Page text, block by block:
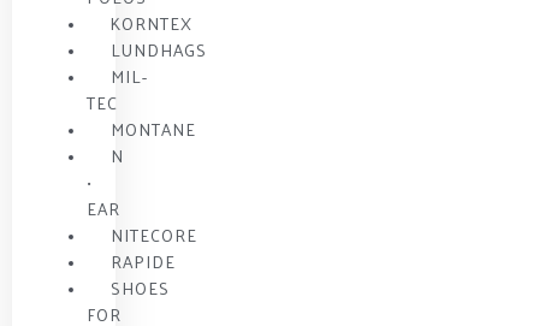
KORNTEX
LUNDHAGS
MIL-
TEC
MONTANE
N
•
EAR
NITECORE
RAPIDE
SHOES
FOR